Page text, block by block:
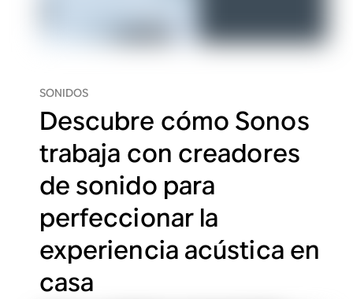
SONIDOS
Descubre cómo Sonos
trabaja con creadores
de sonido para
perfeccionar la
experiencia acústica en
casa